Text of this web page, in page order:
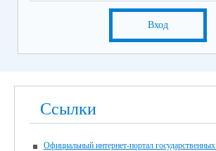
Вход
Ссылки
Официальный интернет-портал